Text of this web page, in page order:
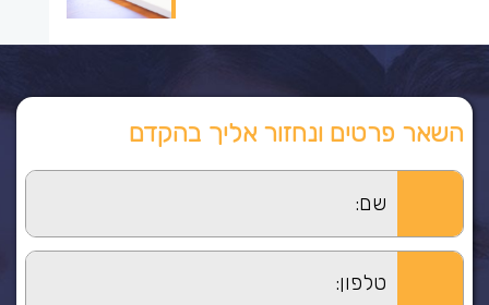
השאר פרטים ונחזור אליך בהקדם